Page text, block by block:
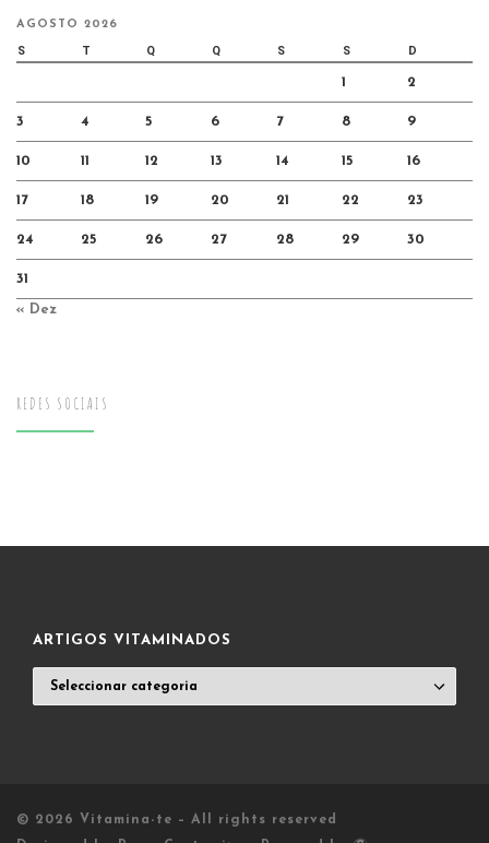
AGOSTO 2026
S T Q Q S S D
1 2
3 4 5 6 7 8 9
10 11 12 13 14 15 16
17 18 19 20 21 22 23
24 25 26 27 28 29 30
31
« Dez
REDES SOCIAIS
ARTIGOS VITAMINADOS
VITAMINADOS
© 2026 Vitamina-te – All rights reserved